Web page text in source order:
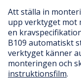
Att ställa in
upp verktyget mot
en
B109 automatiskt
verktyget känner
monteringen och
instruktionsfilm.